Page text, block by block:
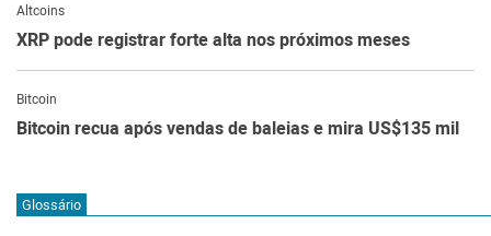
Altcoins
XRP pode registrar forte alta nos próximos meses
Bitcoin
Bitcoin recua após vendas de baleias e mira US$135 mil
Glossário